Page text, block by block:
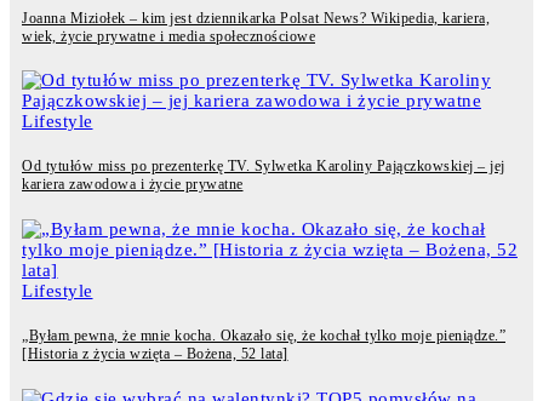
Joanna Miziołek – kim jest dziennikarka Polsat News? Wikipedia, kariera,
wiek, życie prywatne i media społecznościowe
Lifestyle
Od tytułów miss po prezenterkę TV. Sylwetka Karoliny Pajączkowskiej – jej
kariera zawodowa i życie prywatne
Lifestyle
„Byłam pewna, że mnie kocha. Okazało się, że kochał tylko moje pieniądze.”
[Historia z życia wzięta – Bożena, 52 lata]